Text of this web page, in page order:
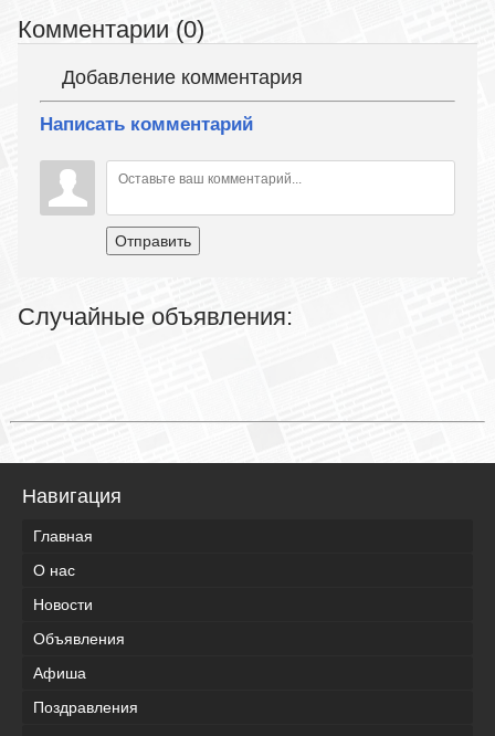
Комментарии (0)
Добавление комментария
Написать комментарий
Отправить
Случайные объявления:
Навигация
Главная
О нас
Новости
Объявления
Афиша
Поздравления